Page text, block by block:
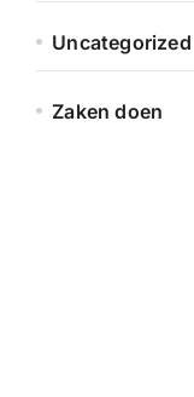
Uncategorized
Zaken doen